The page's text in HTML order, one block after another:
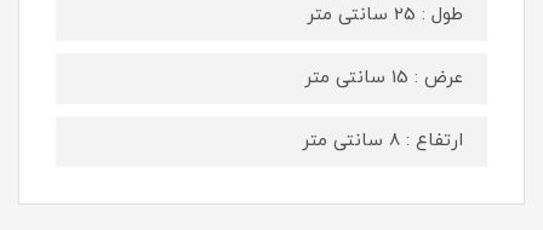
طول : 25 سانتی متر
عرض : 15 سانتی متر
ارتفاع : 8 سانتی متر